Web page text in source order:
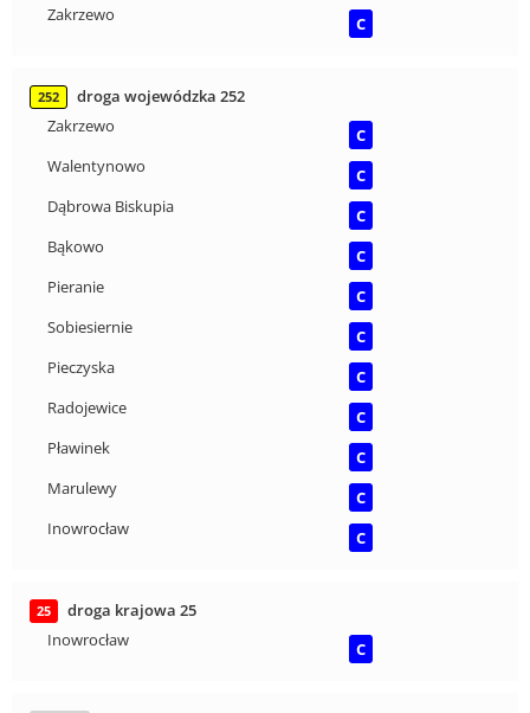
Zakrzewo
C
252
droga wojewódzka 252
Zakrzewo
C
Walentynowo
C
Dąbrowa Biskupia
C
Bąkowo
C
Pieranie
C
Sobiesiernie
C
Pieczyska
C
Radojewice
C
Pławinek
C
Marulewy
C
Inowrocław
C
25
droga krajowa 25
Inowrocław
C